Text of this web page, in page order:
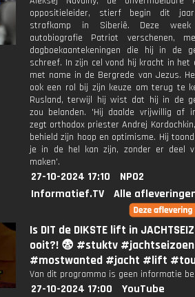
oppositieleider, stierf begin dit
strafkamp in Siberië. Deze
autobiografie Patriot verschenen,
dagboekaantekeningen die hij in de
schreef. In zijn cel vond hij kracht in het
met name in de Bergrede van Jezus.
ook een rol bij zijn keuze om terug te
Rusland, terwijl hij wist dat hij in de
zou belanden. 'Hij daalde vrijwillig af
zegt orthodox priester Andrej
behield zijn hoop en optimisme. Hij
je in de hel kan zijn, zonder er deel
maken'.
27-10-2024 17:10
NPO2
Informatief.TV
Alle
Is DIT de DIKSTE lift in
ooit?! 😨 #stuktv #jachtseizoen
#mostwanted #jacht #lift
Van dit programma is geen informatie
27-10-2024 17:00
YouTube